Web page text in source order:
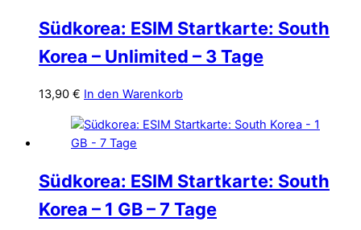
Südkorea: ESIM Startkarte: South
Korea – Unlimited – 3 Tage
13,90 € In den Warenkorb
Südkorea: ESIM Startkarte: South
Korea – 1 GB – 7 Tage